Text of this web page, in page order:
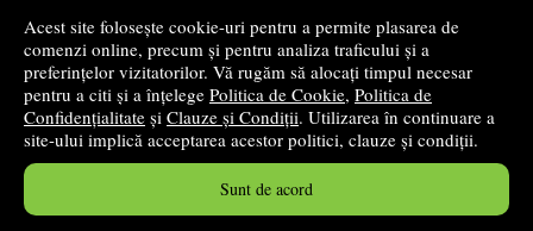
Acest site folosește cookie-uri pentru a permite plasarea de
comenzi online, precum și pentru analiza traficului și a
preferințelor vizitatorilor. Vă rugăm să alocați timpul necesar
pentru a citi și a înțelege Politica de Cookie, Politica de
Confidențialitate și Clauze și Condiții. Utilizarea în continuare a
site-ului implică acceptarea acestor politici, clauze și condiții.
Sunt de acord
...toate știrile
© 2008 - 2026S.C. M.G. Net Distribution S.R.L.
Magazin onlinecreat deVital Soft